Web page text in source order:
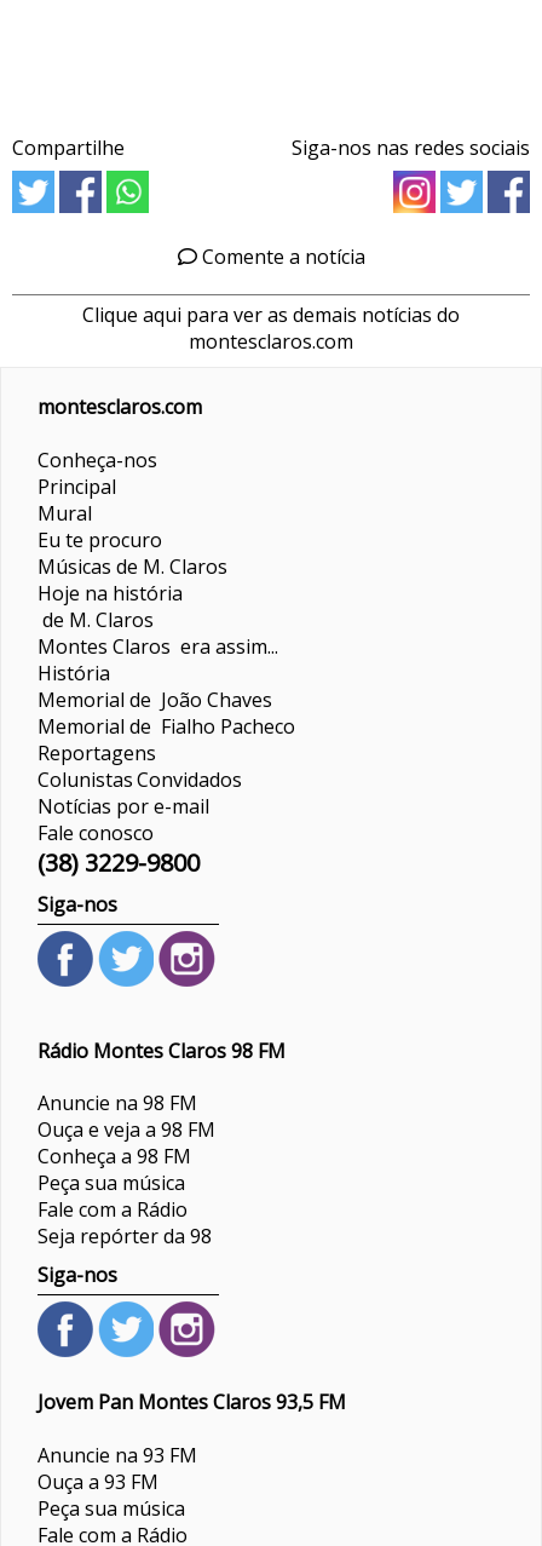
Compartilhe Siga-nos nas redes sociais
Comente a notícia
Clique aqui para ver as demais notícias do
montesclaros.com
montesclaros.com
Conheça-nos
Principal
Mural
Eu te procuro
Músicas de M. Claros
Hoje na história
de M. Claros
Montes Claros era assim...
História
Memorial de João Chaves
Memorial de Fialho Pacheco
Reportagens
ColunistasConvidados
Notícias por e-mail
Fale conosco
(38) 3229-9800
Siga-nos
Rádio Montes Claros 98 FM
Anuncie na 98 FM
Ouça e veja a 98 FM
Conheça a 98 FM
Peça sua música
Fale com a Rádio
Seja repórter da 98
Siga-nos
Jovem Pan Montes Claros 93,5 FM
Anuncie na 93 FM
Ouça a 93 FM
Peça sua música
Fale com a Rádio